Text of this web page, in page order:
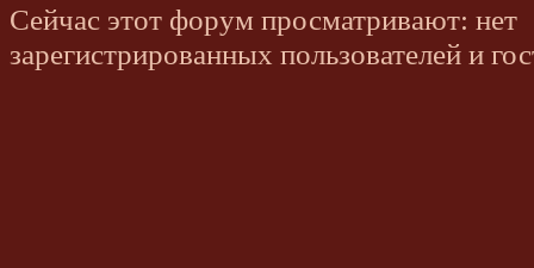
Сейчас этот форум просматривают: нет
зарегистрированных пользователей и